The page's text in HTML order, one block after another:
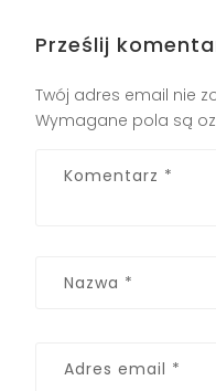
Prześlij
Twój adres email nie
Wymagane pola są